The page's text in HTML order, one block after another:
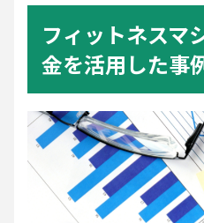
フィットネスマ
金を活用した事